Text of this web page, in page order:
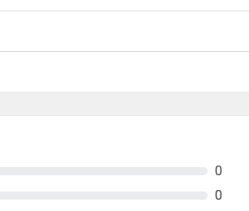
0
0